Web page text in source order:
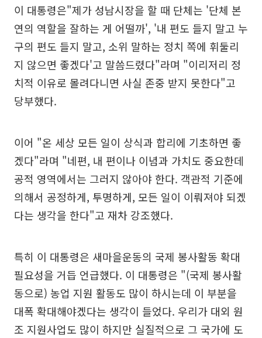
이 대통령은"제가 성남시장을 할 때 단체는 '단체 본
연의 역할을 잘하는 게 어떨까', '내 편도 들지 말고 누
구의 편도 들지 말고, 소위 말하는 정치 쪽에 휘둘리
지 않으면 좋겠다'고 말씀드렸다"라며 "이리저리 정
치적 이유로 몰려다니면 사실 존중 받지 못한다"고
당부했다.
이어 "온 세상 모든 일이 상식과 합리에 기초하면 좋
겠다"라며 "네편, 내 편이나 이념과 가치도 중요한데
공적 영역에서는 그러지 않아야 한다. 객관적 기준에
의해서 공정하게, 투명하게, 모든 일이 이뤄져야 되겠
다는 생각을 한다"고 재차 강조했다.
특히 이 대통령은 새마을운동의 국제 봉사활동 확대
필요성을 거듭 언급했다. 이 대통령은 "(국제 봉사활
동으로) 농업 지원 활동도 많이 하시는데 이 부분을
대폭 확대해야겠다는 생각이 들었다. 우리가 대외 원
조 지원사업도 많이 하지만 실질적으로 그 국가에 도